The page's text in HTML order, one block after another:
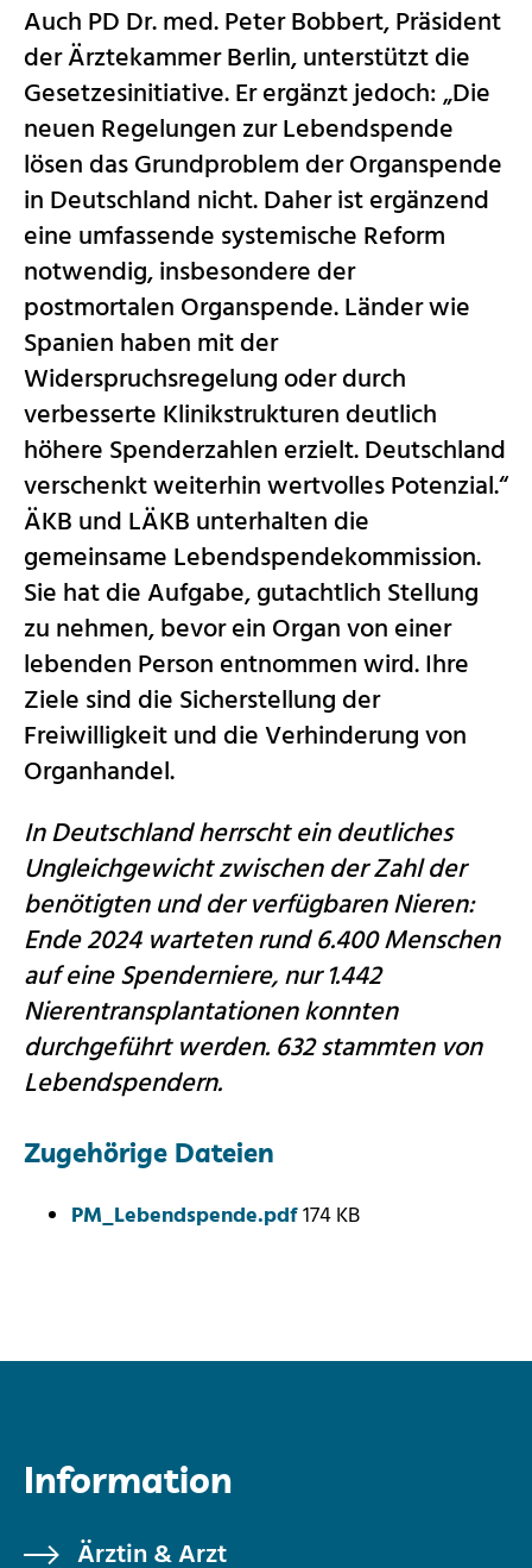
Auch PD Dr. med. Peter Bobbert, Präsident
der Ärztekammer Berlin, unterstützt die
Gesetzesinitiative. Er ergänzt jedoch: „Die
neuen Regelungen zur Lebendspende
lösen das Grundproblem der Organspende
in Deutschland nicht. Daher ist ergänzend
eine umfassende systemische Reform
notwendig, insbesondere der
postmortalen Organspende. Länder wie
Spanien haben mit der
Widerspruchsregelung oder durch
verbesserte Klinikstrukturen deutlich
höhere Spenderzahlen erzielt. Deutschland
verschenkt weiterhin wertvolles Potenzial.“
ÄKB und LÄKB unterhalten die
gemeinsame Lebendspendekommission.
Sie hat die Aufgabe, gutachtlich Stellung
zu nehmen, bevor ein Organ von einer
lebenden Person entnommen wird. Ihre
Ziele sind die Sicherstellung der
Freiwilligkeit und die Verhinderung von
Organhandel.
In Deutschland herrscht ein deutliches
Ungleichgewicht zwischen der Zahl der
benötigten und der verfügbaren Nieren:
Ende 2024 warteten rund 6.400 Menschen
auf eine Spenderniere, nur 1.442
Nierentransplantationen konnten
durchgeführt werden. 632 stammten von
Lebendspendern.
Zugehörige Dateien
PM_Lebendspende.pdf174 KB
Information
Ärztin & Arzt